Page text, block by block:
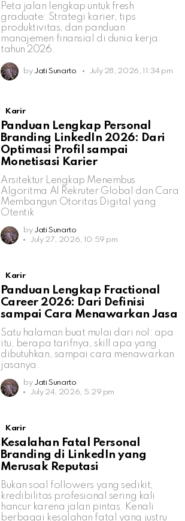
Peta jalan lengkap untuk fresh
graduate: Strategi karier, tips
produktivitas, dan panduan
manajemen finansial di dunia kerja
tahun 2026.
by Jati Sunarto July 28, 2026, 11:34 pm
Karir
Panduan Lengkap Personal
Branding LinkedIn 2026: Dari
Optimasi Profil sampai
Monetisasi Karier
Arsitektur Lengkap Menembus
Algoritma AI Rekruter Global dan Cara
Membangun Otoritas Digital yang
Otentik
by Jati Sunarto
July 27, 2026, 10:59 pm
Karir
Panduan Lengkap Fractional
Career 2026: Dari Definisi
sampai Cara Menawarkan Jasa
Satu halaman buat mulai dari nol: apa
itu, berapa tarifnya, skill apa yang
dibutuhkan, sampai cara menawarkan
jasanya.
by Jati Sunarto
July 24, 2026, 5:29 pm
Karir
Kesalahan Fatal Personal
Branding di LinkedIn yang
Merusak Reputasi
Bukan soal followers yang sedikit,
kredibilitas profesional sering kali
hancur karena jalan pintas. Kenali
berbagai kesalahan fatal yang justru